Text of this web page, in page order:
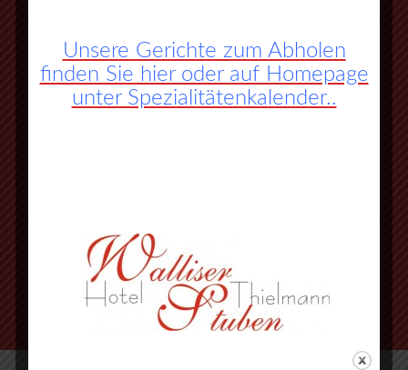
Abfahrt Herborn Süd (Nr. 27)
an der 3. Ampel rechts abbiegen
nächste Strasse wieder rechts
Unsere Gerichte zum Abholen
finden Sie hier oder auf Homepage
unter Spezialitätenkalender..